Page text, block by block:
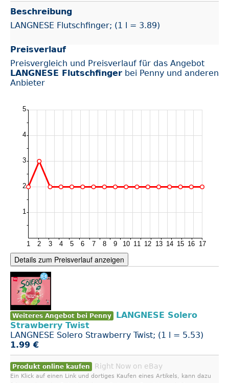
Beschreibung
LANGNESE Flutschfinger; (1 l = 3.89)
Preisverlauf
Preisvergleich und Preisverlauf für das Angebot
LANGNESE Flutschfinger bei Penny und anderen
Anbieter
Details zum Preisverlauf anzeigen
Weiteres Angebot bei Penny
LANGNESE Solero
Strawberry Twist
LANGNESE Solero Strawberry Twist; (1 l = 5.53)
1.99 €
Produkt online kaufen Right Now on eBay
Ein Klick auf einen Link und dortiges Kaufen eines Artikels, kann dazu